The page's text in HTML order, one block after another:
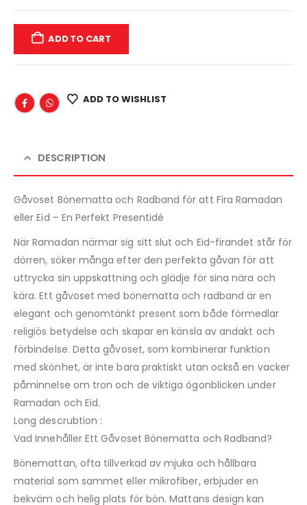
ADD TO CART
ADD TO WISHLIST
DESCRIPTION
Gåvoset Bönematta och Radband för att Fira Ramadan
eller Eid – En Perfekt Presentidé
När Ramadan närmar sig sitt slut och Eid-firandet står för
dörren, söker många efter den perfekta gåvan för att
uttrycka sin uppskattning och glädje för sina nära och
kära. Ett gåvoset med bönematta och radband är en
elegant och genomtänkt present som både förmedlar
religiös betydelse och skapar en känsla av andakt och
förbindelse. Detta gåvoset, som kombinerar funktion
med skönhet, är inte bara praktiskt utan också en vacker
påminnelse om tron och de viktiga ögonblicken under
Ramadan och Eid.
Long descrubtion :
Vad Innehåller Ett Gåvoset Bönematta och Radband?
Bönemattan, ofta tillverkad av mjuka och hållbara
material som sammet eller mikrofiber, erbjuder en
bekväm och helig plats för bön. Mattans design kan